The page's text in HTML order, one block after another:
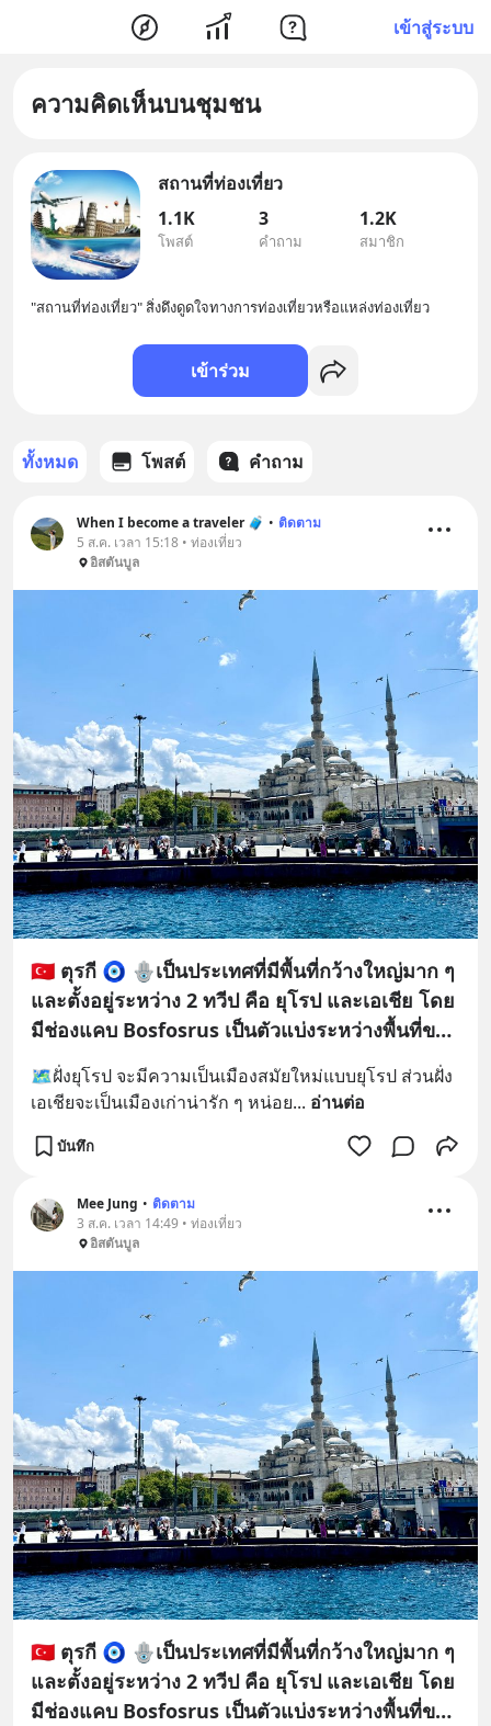
เข้าสู่ระบบ
ความคิดเห็นบนชุมชน
สถานที่ท่องเที่ยว
1.1K
โพสต์
3
คำถาม
1.2K
สมาชิก
"สถานที่ท่องเที่ยว" สิ่งดึงดูดใจทางการท่องเที่ยวหรือแหล่งท่องเที่ยว
เข้าร่วม
ทั้งหมด โพสต์ คำถาม
When I become a traveler 🧳 • ติดตาม
5 ส.ค. เวลา 15:18 • ท่องเที่ยว
อิสตันบูล
🇹🇷 ตุรกี 🧿 🪬เป็นประเทศที่มีพื้นที่กว้างใหญ่มาก ๆ
และตั้งอยู่ระหว่าง 2 ทวีป คือ ยุโรป และเอเชีย โดย
มีช่องแคบ Bosfosrus เป็นตัวแบ่งระหว่างพื้นที่ของ
2 ทวีป 🗾🛳️
🗺️ฝั่งยุโรป จะมีความเป็นเมืองสมัยใหม่แบบยุโรป ส่วนฝั่ง
เอเชียจะเป็นเมืองเก่าน่ารัก ๆ หน่อย... อ่านต่อ
บันทึก
Mee Jung • ติดตาม
3 ส.ค. เวลา 14:49 • ท่องเที่ยว
อิสตันบูล
🇹🇷 ตุรกี 🧿 🪬เป็นประเทศที่มีพื้นที่กว้างใหญ่มาก ๆ
และตั้งอยู่ระหว่าง 2 ทวีป คือ ยุโรป และเอเชีย โดย
มีช่องแคบ Bosfosrus เป็นตัวแบ่งระหว่างพื้นที่ของ